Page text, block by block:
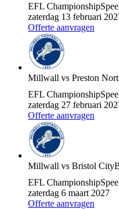
EFL Championship
zaterdag 13 februari
Offerte aanvragen
Millwall vs Preston
EFL Championship
zaterdag 27 februari
Offerte aanvragen
Millwall vs Bristol City
EFL Championship
zaterdag 6 maart 2027
Offerte aanvragen